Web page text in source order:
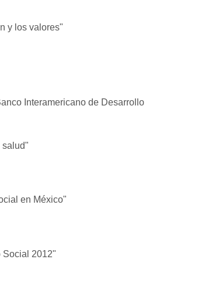
y los valores"
Interamericano de Desarrollo
salud"
en México"
Social 2012"